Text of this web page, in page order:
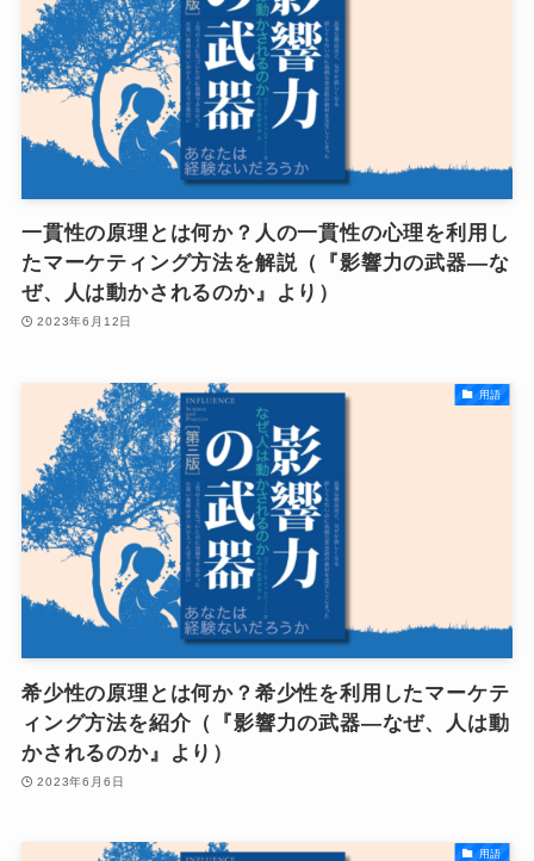
一貫性の原理とは何か？人の一貫性の心理を利用し
たマーケティング方法を解説（『影響力の武器―な
ぜ、人は動かされるのか』より）
2023年6月12日
用語
希少性の原理とは何か？希少性を利用したマーケテ
ィング方法を紹介（『影響力の武器―なぜ、人は動
かされるのか』より）
2023年6月6日
用語